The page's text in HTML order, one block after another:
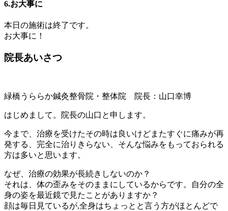
6.お大事に
本日の施術は終了です。
お大事に！
院長あいさつ
緑橋うららか鍼灸整骨院・整体院 院長：山口幸博
はじめまして。院長の山口と申します。
今まで、 治療を受けたその時は良いけどまたすぐに痛みが再
発する、完全に治りきらない、そんな悩みをもっておられる
方は多いと思います。
なぜ、治療の効果が長続きしないのか？
それは、 体の歪みをそのままにしているからです。
自分の全
身の姿を最近鏡で見たことがありますか？
顔は毎日見ているが,全身はちょっとと言う方がほとんどで